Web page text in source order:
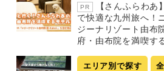
PR
【さんふらわあ
で快適な九州旅へ！
ジーナリゾート由布
府・由布院を満喫す
エリア別で探す